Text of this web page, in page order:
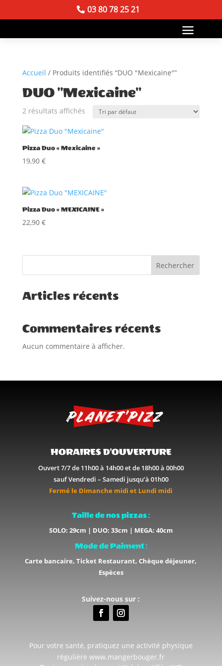
03 80 78 25 21
Accueil / Produits identifiés “DUO "Mexicaine"”
DUO "Mexicaine"
2 résultats affichés
Pizza Duo « Mexicaine »
19,90 €
Pizza Duo « MEXICAINE »
22,90 €
Rechercher
Articles récents
Commentaires récents
Aucun commentaire à afficher.
HORAIRES D'OUVERTURE
Ouvert 7/7 de 11h00 à 14h00 et de 18h00 à 00h00
sauf Vendredi – Samedi jusqu’à 01h00
Fermé le Dimanche midi et Lundi midi
Taille de nos pizzas :
SOLO: 29cm | DUO: 33cm | MEGA: 40cm
Mode de Paiment :
Carte bancaire, Ticket Restaurant, Chèque déjeuner,
Espèces
Suivez-nous sur :
Pour votre santé, pratiquez une activité physique
régulière www.mangerbouger.fr